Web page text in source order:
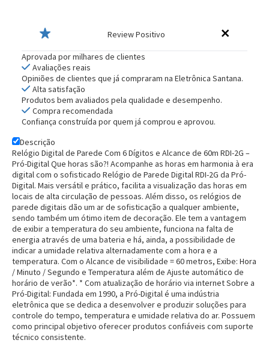
Review Positivo
Aprovada por milhares de clientes
Avaliações reais
Opiniões de clientes que já compraram na Eletrônica Santana.
Alta satisfação
Produtos bem avaliados pela qualidade e desempenho.
Compra recomendada
Confiança construída por quem já comprou e aprovou.
Descrição
Relógio Digital de Parede Com 6 Dígitos e Alcance de 60m RDI-2G –
Pró-Digital Que horas são?! Acompanhe as horas em harmonia à era
digital com o sofisticado Relógio de Parede Digital RDI-2G da Pró-
Digital. Mais versátil e prático, facilita a visualização das horas em
locais de alta circulação de pessoas. Além disso, os relógios de
parede digitais dão um ar de sofisticação a qualquer ambiente,
sendo também um ótimo item de decoração. Ele tem a vantagem
de exibir a temperatura do seu ambiente, funciona na falta de
energia através de uma bateria e há, ainda, a possibilidade de
indicar a umidade relativa alternadamente com a hora e a
temperatura. Com o Alcance de visibilidade = 60 metros, Exibe: Hora
/ Minuto / Segundo e Temperatura além de Ajuste automático de
horário de verão*. * Com atualização de horário via internetSobre a
Pró-Digital: Fundada em 1990, a Pró-Digital é uma indústria
eletrônica que se dedica a desenvolver e produzir soluções para
controle do tempo, temperatura e umidade relativa do ar. Possuem
como principal objetivo oferecer produtos confiáveis com suporte
técnico consistente.